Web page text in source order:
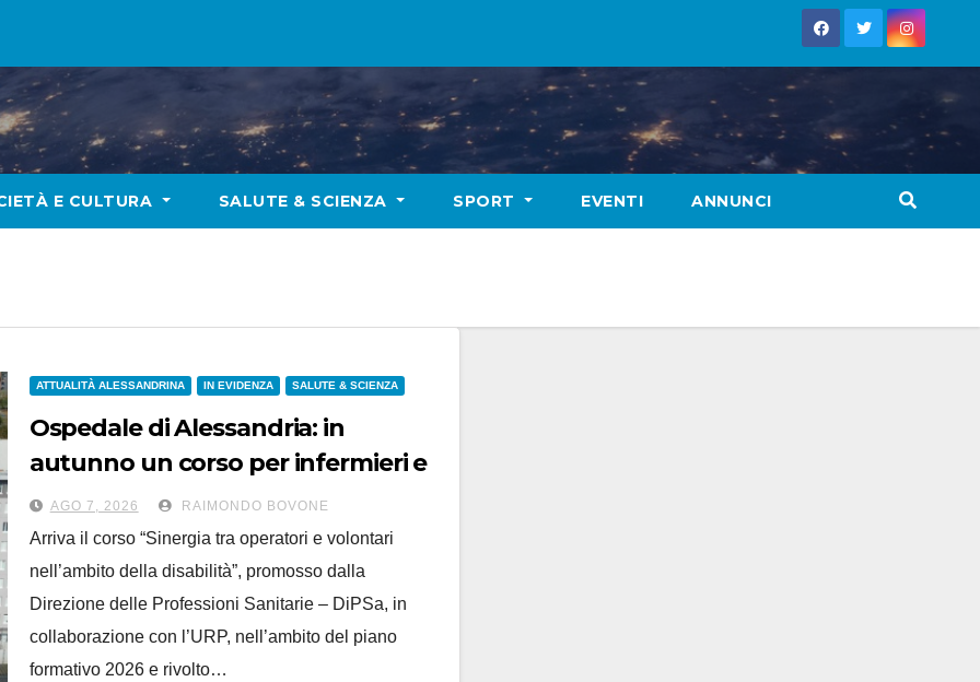
E CULTURA SALUTE & SCIENZA SPORT EVENTI ANNUNCI
ATTUALITÀ ALESSANDRINA IN EVIDENZA SALUTE & SCIENZA
Ospedale di Alessandria: in
autunno un corso per infermieri e
OSS sull’assistenza ai disabili
AGO 7, 2026 RAIMONDO BOVONE
Arriva il corso “Sinergia tra operatori e volontari
nell’ambito della disabilità”, promosso dalla
Direzione delle Professioni Sanitarie – DiPSa, in
collaborazione con l’URP, nell’ambito del piano
formativo 2026 e rivolto…